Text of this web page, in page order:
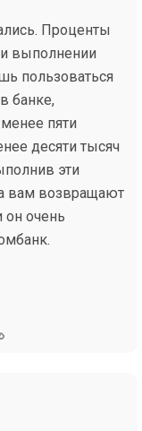
Проценты
выполнении
пользоваться
банке,
пяти
десяти тысяч
эти
вам возвращают
он очень